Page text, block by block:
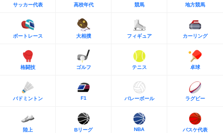
サッカー代表 高校年代 競馬 地方競馬
ボートレース 大相撲 フィギュア カーリング
格闘技 ゴルフ テニス 卓球
バドミントン F1 バレーボール ラグビー
陸上 Bリーグ NBA バスケ代表